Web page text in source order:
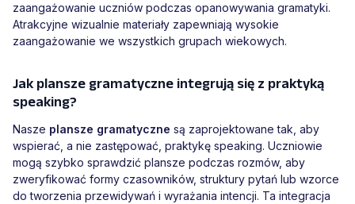
zaangażowanie uczniów podczas opanowywania gramatyki.
Atrakcyjne wizualnie materiały zapewniają wysokie
zaangażowanie we wszystkich grupach wiekowych.
Jak plansze gramatyczne integrują się z praktyką
speaking?
Nasze plansze gramatyczne są zaprojektowane tak, aby
wspierać, a nie zastępować, praktykę speaking. Uczniowie
mogą szybko sprawdzić plansze podczas rozmów, aby
zweryfikować formy czasowników, struktury pytań lub wzorce
do tworzenia przewidywań i wyrażania intencji. Ta integracja